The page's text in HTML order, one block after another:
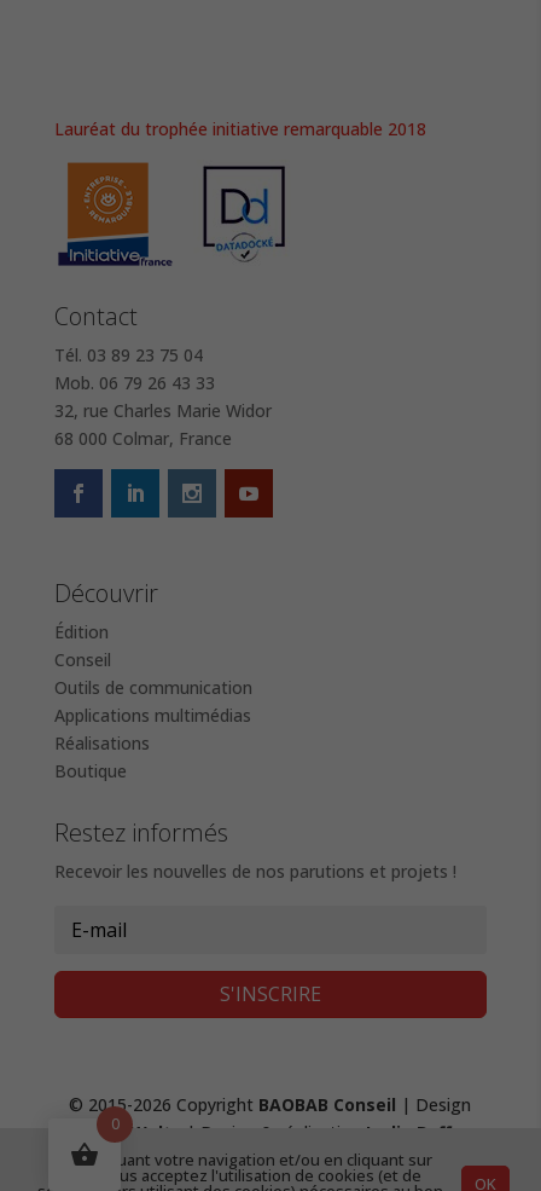
Lauréat du trophée initiative remarquable 2018
Contact
Tél. 03 89 23 75 04
Mob. 06 79 26 43 33
32, rue Charles Marie Widor
68 000 Colmar, France
Découvrir
Édition
Conseil
Outils de communication
Applications multimédias
Réalisations
Boutique
Restez informés
Recevoir les nouvelles de nos parutions et projets !
S'INSCRIRE
© 2015-2026 Copyright BAOBAB Conseil | Design
Fanny Waltz
| Design & réalisation Lydie Boffy
création de site web|Mentions Légales &
0
En continuant votre navigation et/ou en cliquant sur
"OK", vous acceptez l'utilisation de cookies (et de OK